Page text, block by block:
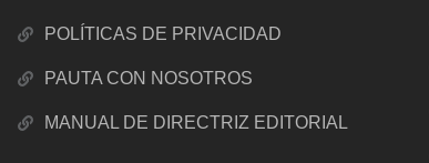
POLÍTICAS DE PRIVACIDAD
PAUTA CON NOSOTROS
MANUAL DE DIRECTRIZ EDITORIAL